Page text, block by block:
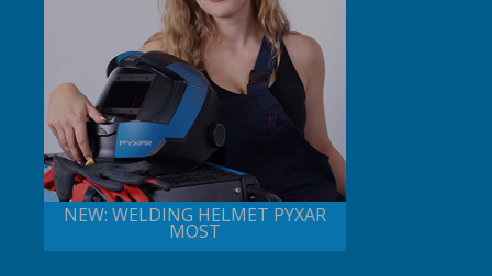
NEW: WELDING HELMET PYXAR
MOST